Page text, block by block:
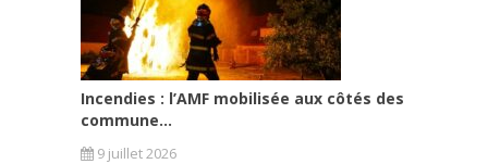
Incendies : l’AMF mobilisée aux côtés des
commune...
9 juillet 2026